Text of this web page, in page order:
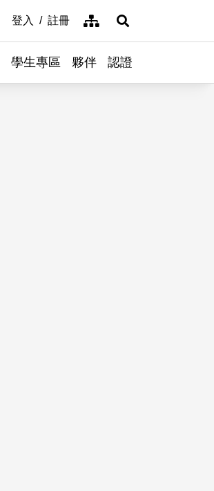
登入 註冊 網站導覽展開搜尋
學生專區 夥伴 認證